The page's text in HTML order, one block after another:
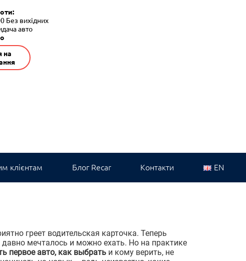
Без вихідних
авто
на
клієнтам Блог Recar Контакти EN
греет водительская карточка. Теперь
мечталось и можно ехать. Но на практике
первое авто, как выбрать и кому верить, не